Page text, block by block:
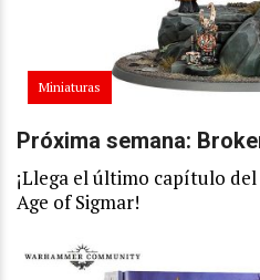
Miniaturas
Próxima semana:
¡Llega el último capítulo
Age of Sigmar!